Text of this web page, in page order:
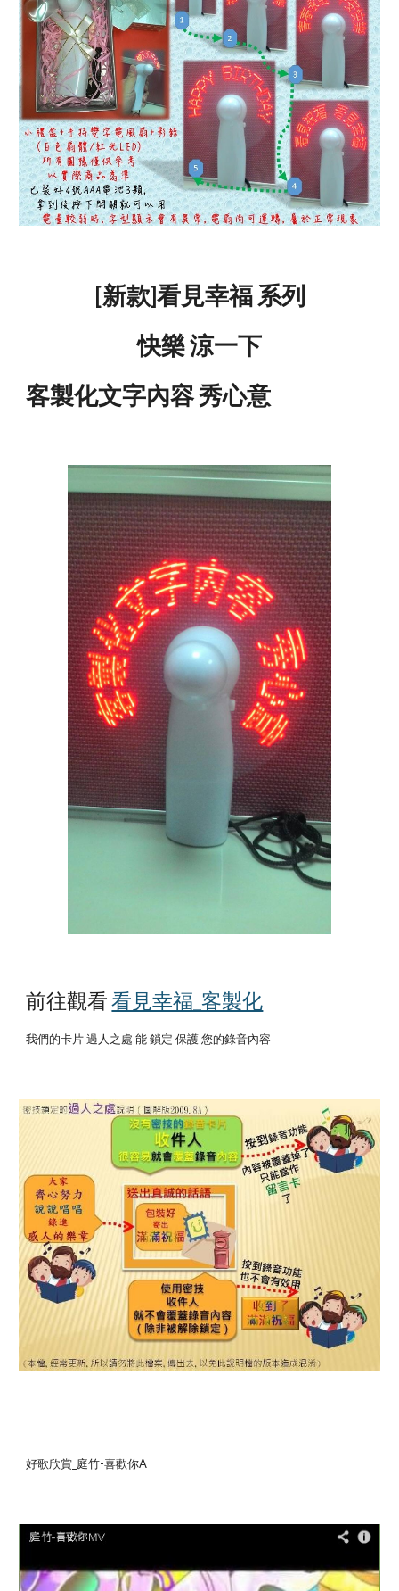
[新款]看見幸福 系列
快樂 涼一下
客製化文字內容 秀心意
前往觀看看見幸福_客製化
我們的卡片 過人之處 能 鎖定 保護 您的錄音內容
好歌欣賞_庭竹-喜歡你A